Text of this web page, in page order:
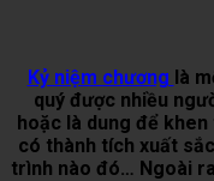
Kỷ niệm chương là
quý được nhiều
hoặc là dung để
có thành tích xuất
trình nào đó… Ngoài